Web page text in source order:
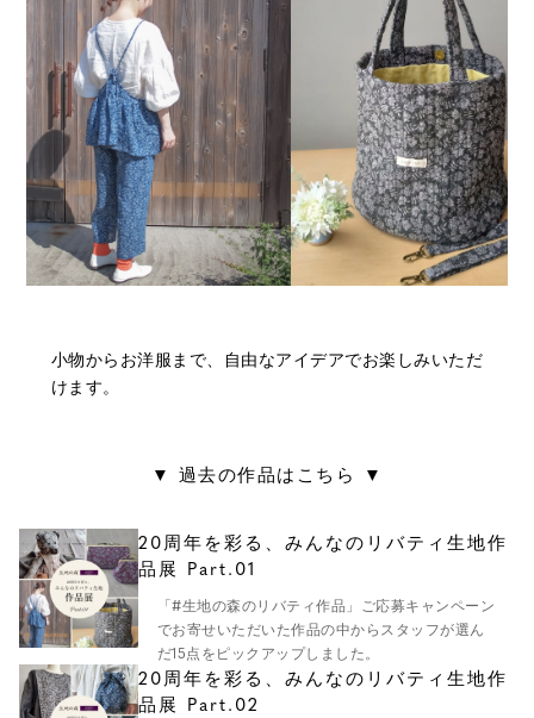
小物からお洋服まで、自由なアイデアでお楽しみいただ
けます。
▼ 過去の作品はこちら ▼
20周年を彩る、みんなのリバティ生地作
品展 Part.01
「#生地の森のリバティ作品」ご応募キャンペーン
でお寄せいただいた作品の中からスタッフが選ん
だ15点をピックアップしました。
20周年を彩る、みんなのリバティ生地作
品展 Part.02